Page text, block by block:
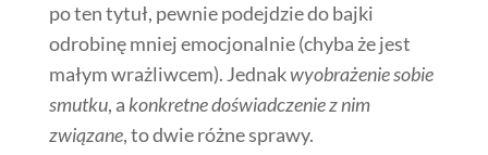
po ten tytuł, pewnie podejdzie do bajki
odrobinę mniej emocjonalnie (chyba że jest
małym wrażliwcem). Jednakwyobrażenie sobie
smutku, a konkretne doświadczenie z nim
związane, to dwie różne sprawy.